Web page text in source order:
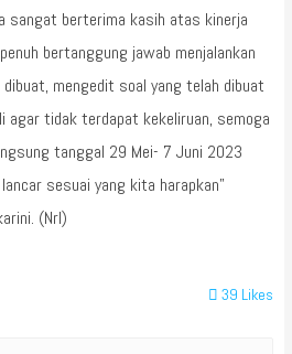
sangat berterima kasih atas kinerja
bertanggung jawab menjalankan
mengedit soal yang telah dibuat
agar tidak terdapat kekeliruan, semoga
tanggal 29 Mei- 7 Juni 2023
sesuai yang kita harapkan”
(Nrl)
39 Likes